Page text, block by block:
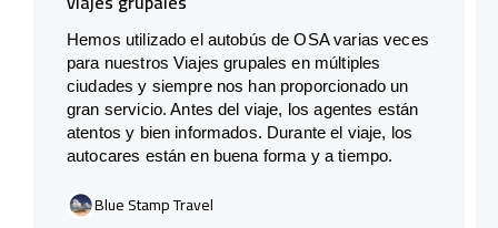
Hemos utilizado el autobús de OSA varias veces
para nuestros Viajes grupales en múltiples
ciudades y siempre nos han proporcionado un
gran servicio. Antes del viaje, los agentes están
atentos y bien informados. Durante el viaje, los
autocares están en buena forma y a tiempo.
Blue Stamp Travel